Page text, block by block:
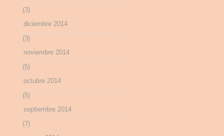
(3)
diciembre 2014
(3)
noviembre 2014
(5)
octubre 2014
(5)
septiembre 2014
(7)